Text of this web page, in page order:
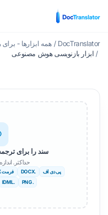
DocTranslator
/ همه ابزارها -
/ ابزار بازنویسی هوش مصنوعی
سند را برای
حداکثر.
پی دی اف .DOCX فرمت PPTX
.PNG
.IDML